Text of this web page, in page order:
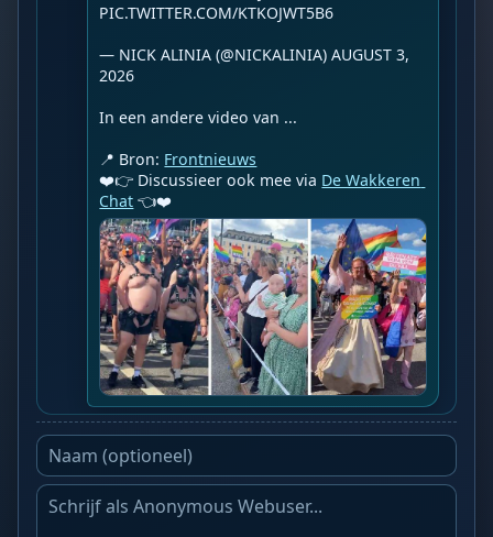
PIC.TWITTER.COM/KTKOJWT5B6
— NICK ALINIA (@NICKALINIA) AUGUST 3,
2026
In een andere video van ...
📍 Bron: Frontnieuws
❤️👉 Discussieer ook mee via De Wakkeren
Chat 👈❤️